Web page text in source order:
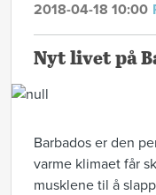
2018-04-18 10:00
Nyt livet på
Barbados er den
varme klimaet får
musklene til å